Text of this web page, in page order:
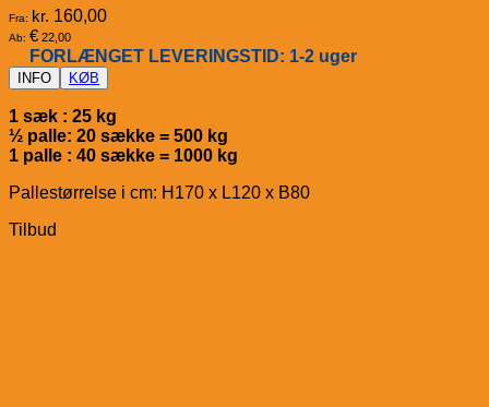
Fra: kr. 160,00
Ab: € 22,00
FORLÆNGET LEVERINGSTID: 1-2 uger
INFO KØB
1 sæk : 25 kg
½ palle: 20 sække = 500 kg
1 palle : 40 sække = 1000 kg
Pallestørrelse i cm: H170 x L120 x B80
Tilbud